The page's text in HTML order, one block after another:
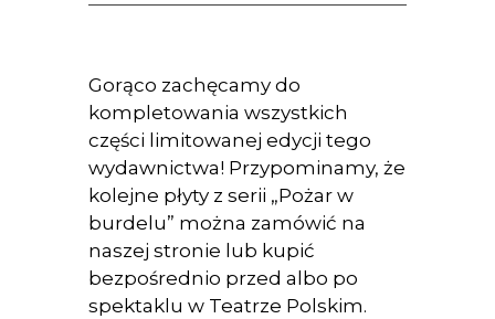
Gorąco zachęcamy do
kompletowania wszystkich
części limitowanej edycji tego
wydawnictwa! Przypominamy, że
kolejne płyty z serii „Pożar w
burdelu” można zamówić na
naszej stronie lub kupić
bezpośrednio przed albo po
spektaklu w Teatrze Polskim.